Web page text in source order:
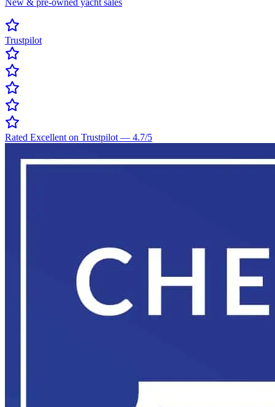
New & pre-owned yacht sales
Trustpilot
Rated Excellent on Trustpilot — 4.7/5